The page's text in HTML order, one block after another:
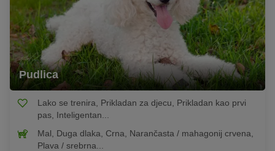
Pudlica
Lako se trenira, Prikladan za djecu, Prikladan kao prvi
pas, Inteligentan...
Mal, Duga dlaka, Crna, Narančasta / mahagonij crvena,
Plava / srebrna...